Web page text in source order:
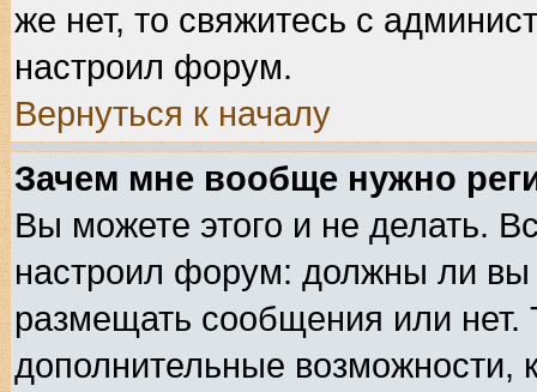
же нет, то свяжитесь с
настроил форум.
Вернуться к началу
Зачем мне вообще нужно
Вы можете этого и не делать.
настроил форум: должны ли вы
размещать сообщения или нет.
дополнительные